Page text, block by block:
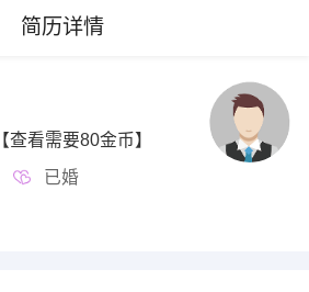
简历详情
【查看需要80金币】
已婚